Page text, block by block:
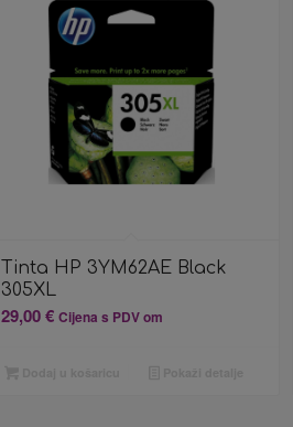
Tinta HP 3YM62AE Black
305XL
29,00€ Cijena s PDV om